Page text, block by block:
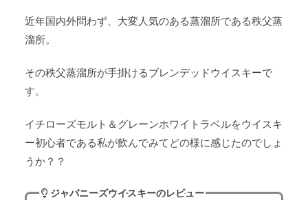
近年国内外問わず、大変人気のある蒸溜所である秩父蒸
溜所。
その秩父蒸溜所が手掛けるブレンデッドウイスキーで
す。
イチローズモルト＆グレーンホワイトラベルをウイスキ
ー初心者である私が飲んでみてどの様に感じたのでしょ
うか？？
ジャパニーズウイスキーのレビュー